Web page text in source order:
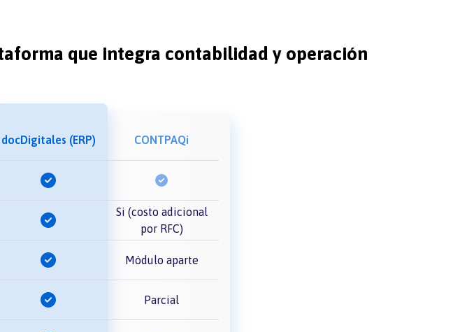
que integra contabilidad y operación
docDigitales (ERP) CONTPAQi
Si (costo adicional
por RFC)
Módulo aparte
Parcial